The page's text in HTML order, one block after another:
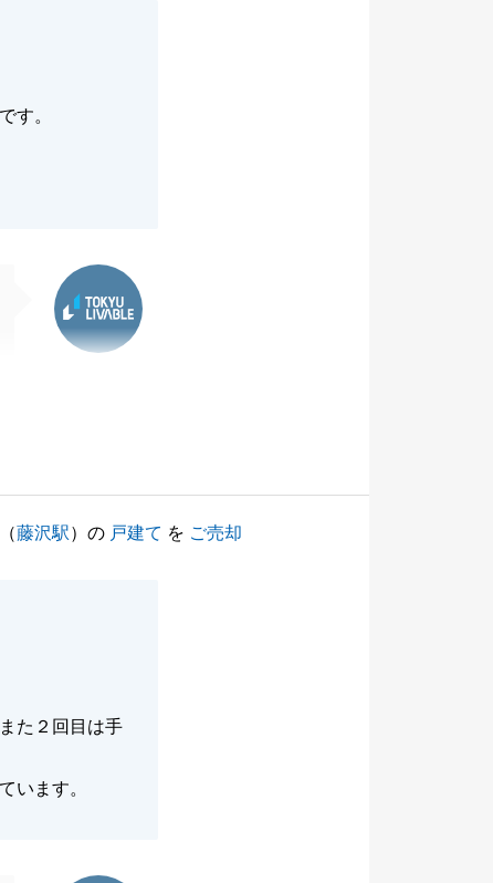
す。
（藤沢駅）の 戸建て を ご売却
た２回目は手
います。